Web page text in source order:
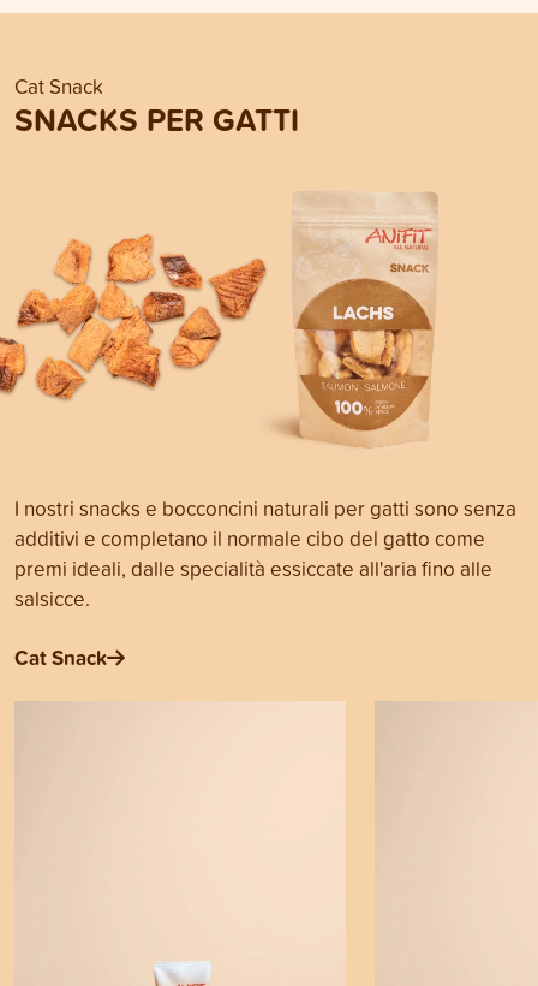
Cat Snack
SNACKS PER GATTI
I nostri snacks e bocconcini naturali per gatti sono senza
additivi e completano il normale cibo del gatto come
premi ideali, dalle specialità essiccate all'aria fino alle
salsicce.
Cat Snack